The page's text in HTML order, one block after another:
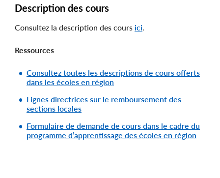
Description des cours
Consultez la description des cours ici.
Ressources
Consultez toutes les descriptions de cours offerts
dans les écoles en région
Lignes directrices sur le remboursement des
sections locales
Formulaire de demande de cours dans le cadre du
programme d’apprentissage des écoles en région